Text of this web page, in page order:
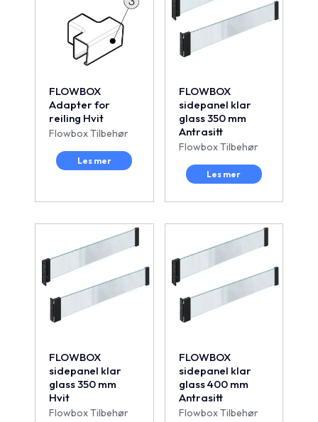
FLOWBOX
Adapter for
reiling Hvit
Flowbox Tilbehør
Les mer
FLOWBOX
sidepanel klar
glass 350 mm
Antrasitt
Flowbox Tilbehør
Les mer
FLOWBOX
sidepanel klar
glass 350 mm
Hvit
Flowbox Tilbehør
FLOWBOX
sidepanel klar
glass 400 mm
Antrasitt
Flowbox Tilbehør